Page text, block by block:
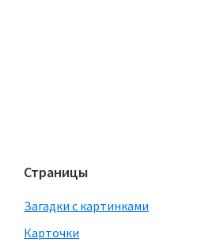
Страницы
Загадки с картинками
Карточки